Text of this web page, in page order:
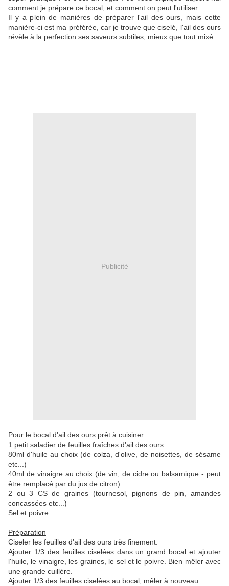
comment je prépare ce bocal, et comment on peut l'utiliser.
Il y a plein de manières de préparer l'ail des ours, mais cette
manière-ci est ma préférée, car je trouve que ciselé, l'ail des ours
révèle à la perfection ses saveurs subtiles, mieux que tout mixé.
Publicité
Pour le bocal d'ail des ours prêt à cuisiner :
1 petit saladier de feuilles fraîches d'ail des ours
80ml d'huile au choix (de colza, d'olive, de noisettes, de sésame
etc...)
40ml de vinaigre au choix (de vin, de cidre ou balsamique - peut
être remplacé par du jus de citron)
2 ou 3 CS de graines (tournesol, pignons de pin, amandes
concassées etc...)
Sel et poivre
Préparation
Ciseler les feuilles d'ail des ours très finement.
Ajouter 1/3 des feuilles ciselées dans un grand bocal et ajouter
l'huile, le vinaigre, les graines, le sel et le poivre. Bien mêler avec
une grande cuillère.
Ajouter 1/3 des feuilles ciselées au bocal, mêler à nouveau.